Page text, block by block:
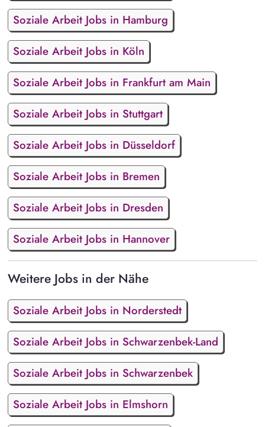
Soziale Arbeit Jobs in Hamburg
Soziale Arbeit Jobs in Köln
Soziale Arbeit Jobs in Frankfurt am Main
Soziale Arbeit Jobs in Stuttgart
Soziale Arbeit Jobs in Düsseldorf
Soziale Arbeit Jobs in Bremen
Soziale Arbeit Jobs in Dresden
Soziale Arbeit Jobs in Hannover
Weitere Jobs in der Nähe
Soziale Arbeit Jobs in Norderstedt
Soziale Arbeit Jobs in Schwarzenbek-Land
Soziale Arbeit Jobs in Schwarzenbek
Soziale Arbeit Jobs in Elmshorn